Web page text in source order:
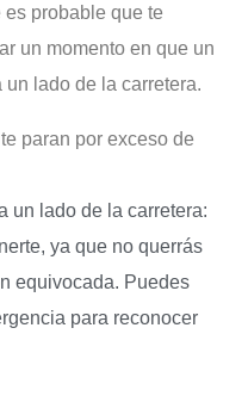
probable que te
un momento en que un
lado de la carretera.
paran por exceso de
un lado de la carretera:
ya que no querrás
equivocada. Puedes
para reconocer